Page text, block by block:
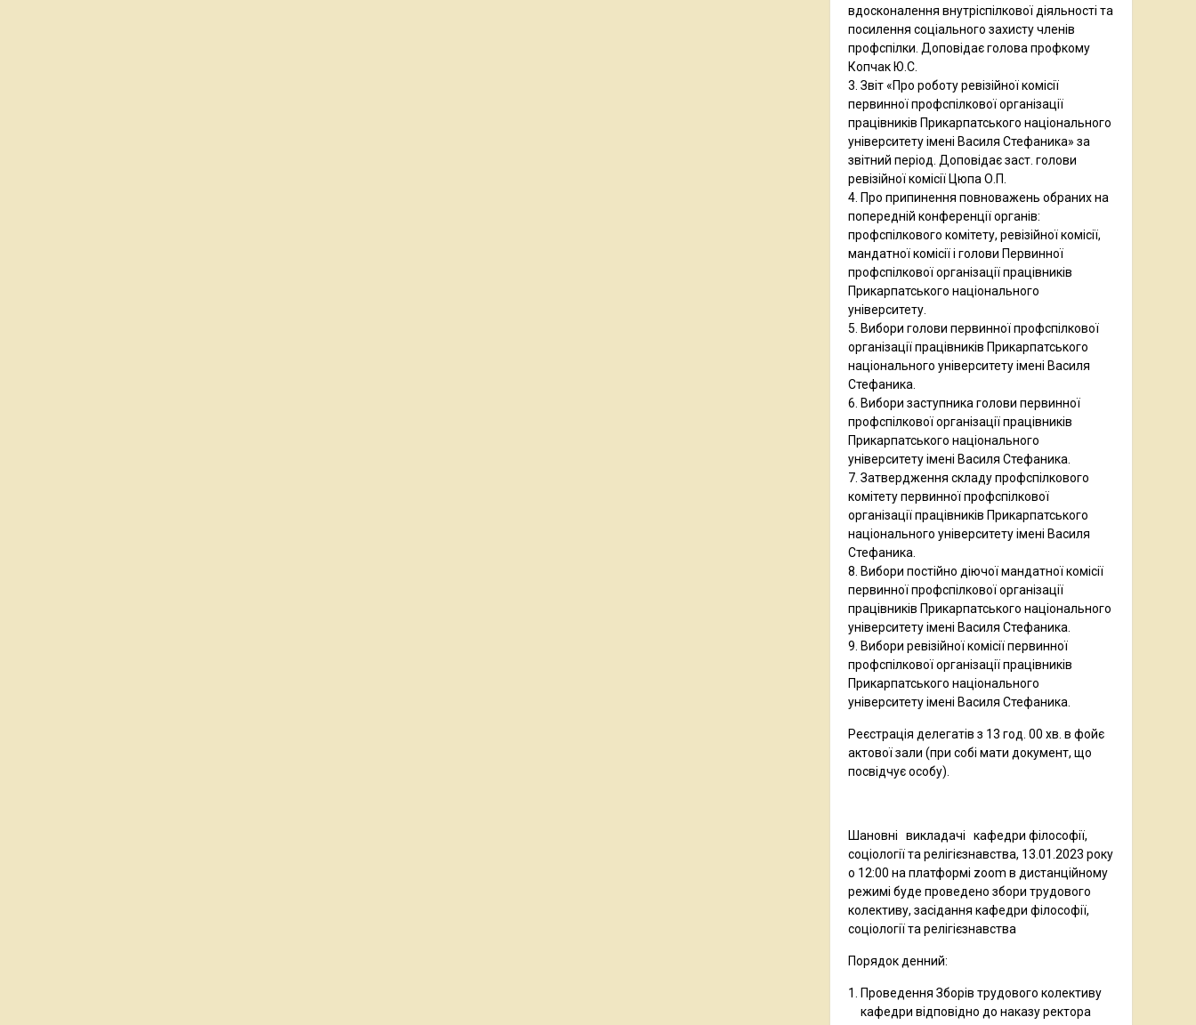
вдосконалення внутріспілкової діяльності та
посилення соціального захисту членів
профспілки. Доповідає голова профкому
Копчак Ю.С.
3. Звіт «Про роботу ревізійної комісії
первинної профспілкової організації
працівників Прикарпатського національного
університету імені Василя Стефаника» за
звітний період. Доповідає заст. голови
ревізійної комісії Цюпа О.П.
4. Про припинення повноважень обраних на
попередній конференції органів:
профспілкового комітету, ревізійної комісії,
мандатної комісії і голови Первинної
профспілкової організації працівників
Прикарпатського національного
університету.
5. Вибори голови первинної профспілкової
організації працівників Прикарпатського
національного університету імені Василя
Стефаника.
6. Вибори заступника голови первинної
профспілкової організації працівників
Прикарпатського національного
університету імені Василя Стефаника.
7. Затвердження складу профспілкового
комітету первинної профспілкової
організації працівників Прикарпатського
національного університету імені Василя
Стефаника.
8. Вибори постійно діючої мандатної комісії
первинної профспілкової організації
працівників Прикарпатського національного
університету імені Василя Стефаника.
9. Вибори ревізійної комісії первинної
профспілкової організації працівників
Прикарпатського національного
університету імені Василя Стефаника.
Реєстрація делегатів з 13 год. 00 хв. в фойє
актової зали (при собі мати документ, що
посвідчує особу).
Шановні викладачі кафедри філософії,
соціології та релігієзнавства, 13.01.2023 року
о 12:00 на платформі zoom в дистанційному
режимі буде проведено збори трудового
колективу, засідання кафедри філософії,
соціології та релігієзнавства
Порядок денний:
Проведення Зборів трудового колективу
кафедри відповідно до наказу ректора